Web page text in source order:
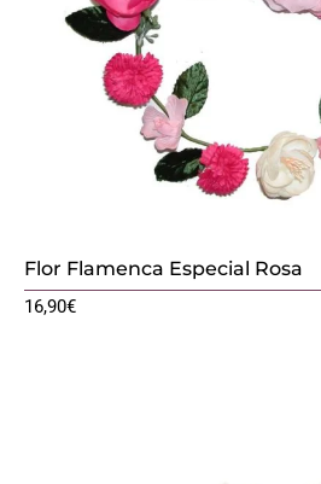
Flor Flamenca Especial Rosa
16,90€